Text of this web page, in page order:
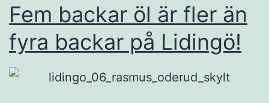
Fem backar öl är fler än
fyra backar på Lidingö!